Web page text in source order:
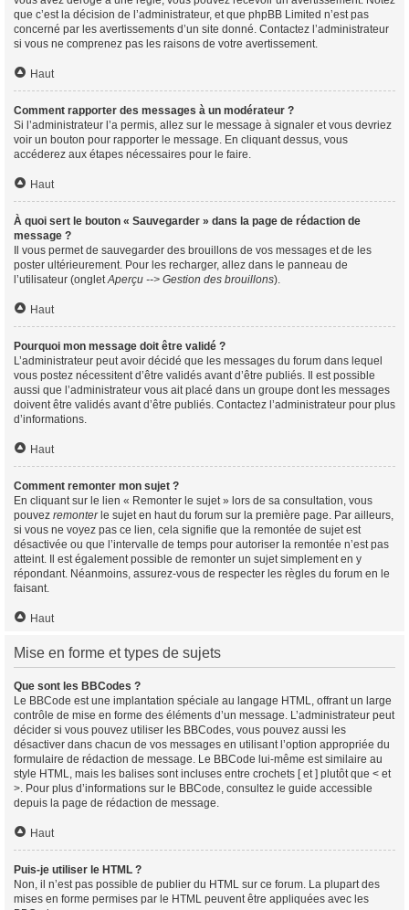
que c’est la décision de l’administrateur, et que phpBB Limited n’est pas
concerné par les avertissements d’un site donné. Contactez l’administrateur
si vous ne comprenez pas les raisons de votre avertissement.
Haut
Comment rapporter des messages à un modérateur ?
Si l’administrateur l’a permis, allez sur le message à signaler et vous devriez
voir un bouton pour rapporter le message. En cliquant dessus, vous
accéderez aux étapes nécessaires pour le faire.
Haut
À quoi sert le bouton « Sauvegarder » dans la page de rédaction de
message ?
Il vous permet de sauvegarder des brouillons de vos messages et de les
poster ultérieurement. Pour les recharger, allez dans le panneau de
l’utilisateur (ongletAperçu --> Gestion des brouillons).
Haut
Pourquoi mon message doit être validé ?
L’administrateur peut avoir décidé que les messages du forum dans lequel
vous postez nécessitent d’être validés avant d’être publiés. Il est possible
aussi que l’administrateur vous ait placé dans un groupe dont les messages
doivent être validés avant d’être publiés. Contactez l’administrateur pour plus
d’informations.
Haut
Comment remonter mon sujet ?
En cliquant sur le lien « Remonter le sujet » lors de sa consultation, vous
pouvez remonterle sujet en haut du forum sur la première page. Par ailleurs,
si vous ne voyez pas ce lien, cela signifie que la remontée de sujet est
désactivée ou que l’intervalle de temps pour autoriser la remontée n’est pas
atteint. Il est également possible de remonter un sujet simplement en y
répondant. Néanmoins, assurez-vous de respecter les règles du forum en le
faisant.
Haut
Mise en forme et types de sujets
Que sont les BBCodes ?
Le BBCode est une implantation spéciale au langage HTML, offrant un large
contrôle de mise en forme des éléments d’un message. L’administrateur peut
décider si vous pouvez utiliser les BBCodes, vous pouvez aussi les
désactiver dans chacun de vos messages en utilisant l’option appropriée du
formulaire de rédaction de message. Le BBCode lui-même est similaire au
style HTML, mais les balises sont incluses entre crochets [ et ] plutôt que < et
>. Pour plus d’informations sur le BBCode, consultez le guide accessible
depuis la page de rédaction de message.
Haut
Puis-je utiliser le HTML ?
Non, il n’est pas possible de publier du HTML sur ce forum. La plupart des
mises en forme permises par le HTML peuvent être appliquées avec les